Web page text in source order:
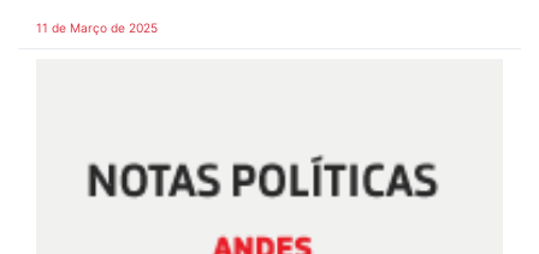
11 de Março de 2025